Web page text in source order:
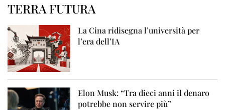
TERRA FUTURA
La Cina ridisegna l’università per
l’era dell’IA
Elon Musk: “Tra dieci anni il denaro
potrebbe non servire più”